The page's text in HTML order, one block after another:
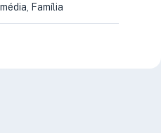
Família